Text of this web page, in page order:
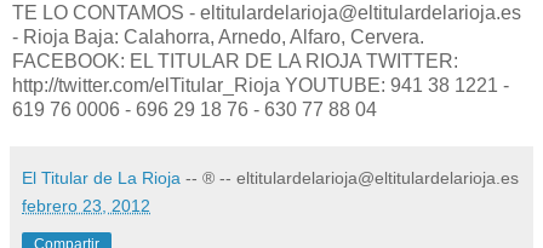
TE LO CONTAMOS - eltitulardelarioja@eltitulardelarioja.es
- Rioja Baja: Calahorra, Arnedo, Alfaro, Cervera.
FACEBOOK: EL TITULAR DE LA RIOJA TWITTER:
http://twitter.com/elTitular_Rioja YOUTUBE: 941 38 1221 -
619 76 0006 - 696 29 18 76 - 630 77 88 04
El Titular de La Rioja -- ® -- eltitulardelarioja@eltitulardelarioja.es
febrero 23, 2012
Compartir